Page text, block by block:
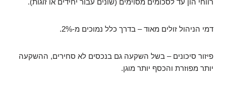
רווחי הון עד לסכומים מסוימים (שונים עבור יחידים או זוגות).
דמי הניהול זולים מאוד – בדרך כלל נמוכים מ-2%.
פיזור סיכונים – בשל השקעה גם בנכסים לא סחירים, ההשקעה
יותר מפוזרת והכסף יותר מוגן.